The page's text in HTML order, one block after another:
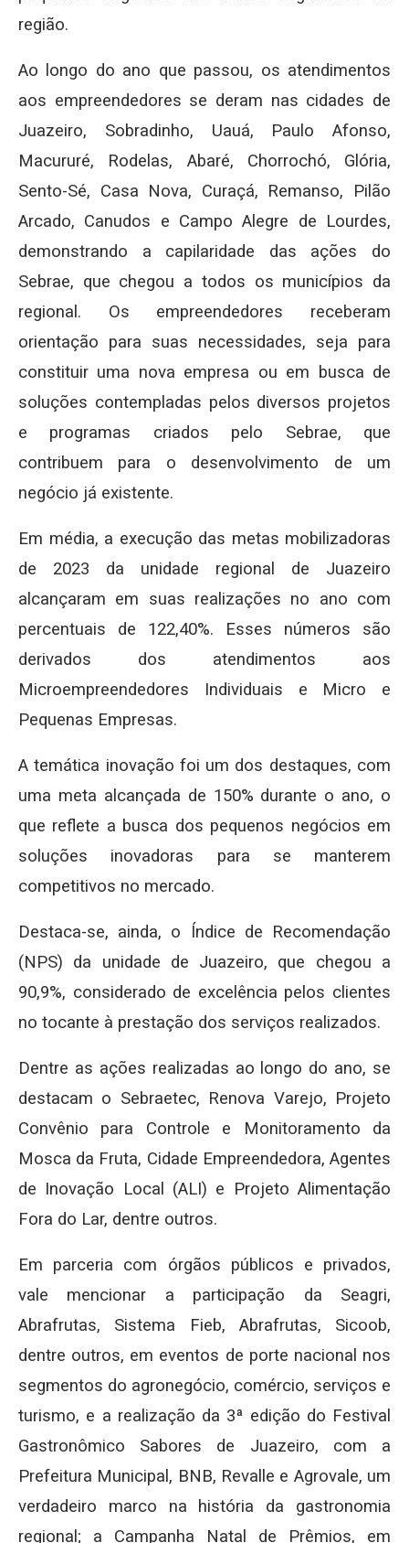
região.
Ao longo do ano que passou, os atendimentos
aos empreendedores se deram nas cidades de
Juazeiro, Sobradinho, Uauá, Paulo Afonso,
Macururé, Rodelas, Abaré, Chorrochó, Glória,
Sento-Sé, Casa Nova, Curaçá, Remanso, Pilão
Arcado, Canudos e Campo Alegre de Lourdes,
demonstrando a capilaridade das ações do
Sebrae, que chegou a todos os municípios da
regional. Os empreendedores receberam
orientação para suas necessidades, seja para
constituir uma nova empresa ou em busca de
soluções contempladas pelos diversos projetos
e programas criados pelo Sebrae, que
contribuem para o desenvolvimento de um
negócio já existente.
Em média, a execução das metas mobilizadoras
de 2023 da unidade regional de Juazeiro
alcançaram em suas realizações no ano com
percentuais de 122,40%. Esses números são
derivados dos atendimentos aos
Microempreendedores Individuais e Micro e
Pequenas Empresas.
A temática inovação foi um dos destaques, com
uma meta alcançada de 150% durante o ano, o
que reflete a busca dos pequenos negócios em
soluções inovadoras para se manterem
competitivos no mercado.
Destaca-se, ainda, o Índice de Recomendação
(NPS) da unidade de Juazeiro, que chegou a
90,9%, considerado de excelência pelos clientes
no tocante à prestação dos serviços realizados.
Dentre as ações realizadas ao longo do ano, se
destacam o Sebraetec, Renova Varejo, Projeto
Convênio para Controle e Monitoramento da
Mosca da Fruta, Cidade Empreendedora, Agentes
de Inovação Local (ALI) e Projeto Alimentação
Fora do Lar, dentre outros.
Em parceria com órgãos públicos e privados,
vale mencionar a participação da Seagri,
Abrafrutas, Sistema Fieb, Abrafrutas, Sicoob,
dentre outros, em eventos de porte nacional nos
segmentos do agronegócio, comércio, serviços e
turismo, e a realização da 3ª edição do Festival
Gastronômico Sabores de Juazeiro, com a
Prefeitura Municipal, BNB, Revalle e Agrovale, um
verdadeiro marco na história da gastronomia
regional; a Campanha Natal de Prêmios, em